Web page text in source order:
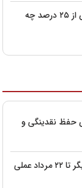
هشدار به موجران در اوج فصل جابه‌جایی؛ اجاره بیش از ۲۵ درصد چه
حفظ نقدینگی و
بحران مطالبات گندمکاران؛ وعده پرداخت ۱۱۰ همت دیگر تا ۲۲ مرداد عملی